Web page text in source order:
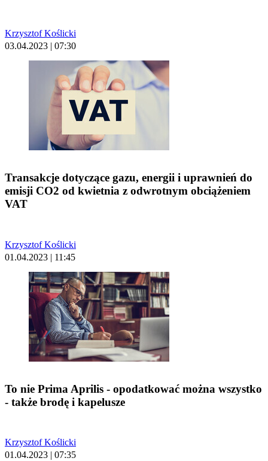
Krzysztof Koślicki
03.04.2023 | 07:30
Transakcje dotyczące gazu, energii i uprawnień do
emisji CO2 od kwietnia z odwrotnym obciążeniem
VAT
Krzysztof Koślicki
01.04.2023 | 11:45
To nie Prima Aprilis - opodatkować można wszystko
- także brodę i kapelusze
Krzysztof Koślicki
01.04.2023 | 07:35